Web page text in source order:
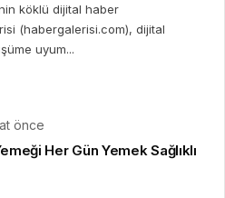
köklü dijital haber
(habergalerisi.com), dijital
uyum...
önce
Her Gün Yemek Sağlıklı